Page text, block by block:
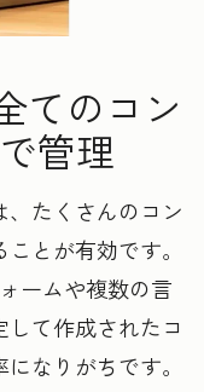
てのコン
管理
、たくさんのコン
とが有効です。
ームや複数の言
て作成されたコ
なりがちです。